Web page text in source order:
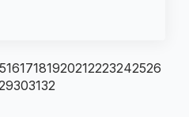
1617181920212223242526
303132